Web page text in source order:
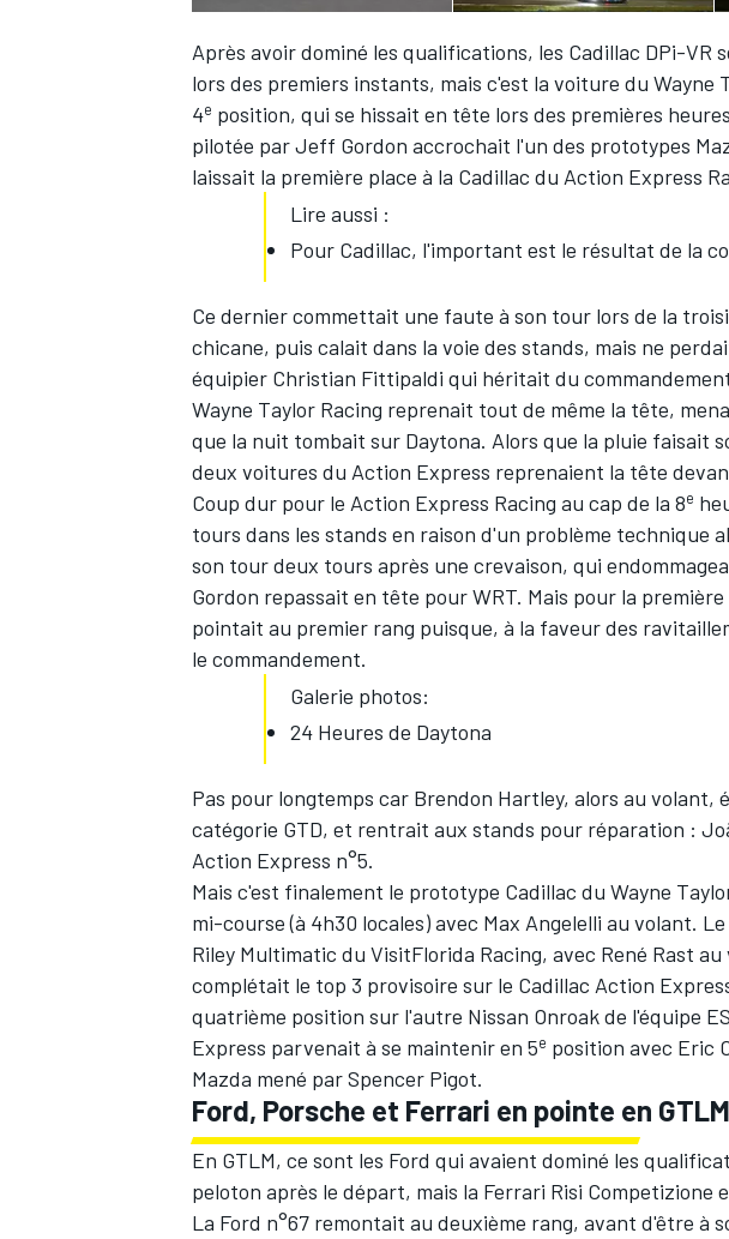
Après avoir dominé les qualifications, les Cadillac DPi-VR
lors des premiers instants, mais c'est la voiture du
4e position, qui se hissait en tête lors des premières
pilotée par Jeff Gordon accrochait l'un des prototypes
laissait la première place à la Cadillac du Action Express
Lire aussi :
Pour Cadillac, l'important est le résultat de la
Ce dernier commettait une faute à son tour lors de la
chicane, puis calait dans la voie des stands, mais ne
équipier Christian Fittipaldi qui héritait du
Wayne Taylor Racing reprenait tout de même la tête,
que la nuit tombait sur Daytona. Alors que la pluie faisait
deux voitures du Action Express reprenaient la tête
Coup dur pour le Action Express Racing au cap de la 8e
tours dans les stands en raison d'un problème technique
son tour deux tours après une crevaison, qui
Gordon repassait en tête pour WRT. Mais pour la
pointait au premier rang puisque, à la faveur des
le commandement.
Galerie photos:
24 Heures de Daytona
Pas pour longtemps car Brendon Hartley, alors au volant,
catégorie GTD, et rentrait aux stands pour réparation :
Action Express n°5.
Mais c'est finalement le prototype Cadillac du Wayne
mi-course (à 4h30 locales) avec Max Angelelli au volant.
Riley Multimatic du VisitFlorida Racing, avec René Rast
complétait le top 3 provisoire sur le Cadillac Action
quatrième position sur l'autre Nissan Onroak de l'équipe
Express parvenait à se maintenir en 5e position avec Eric
Mazda mené par Spencer Pigot.
Ford, Porsche et Ferrari en pointe en GTLM
En GTLM, ce sont les Ford qui avaient dominé les
peloton après le départ, mais la Ferrari Risi Competizione
La Ford n°67 remontait au deuxième rang, avant d'être à